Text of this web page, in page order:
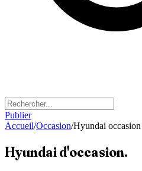
Publier
Accueil/Occasion/Hyundai occasion
Hyundaid'occasion.